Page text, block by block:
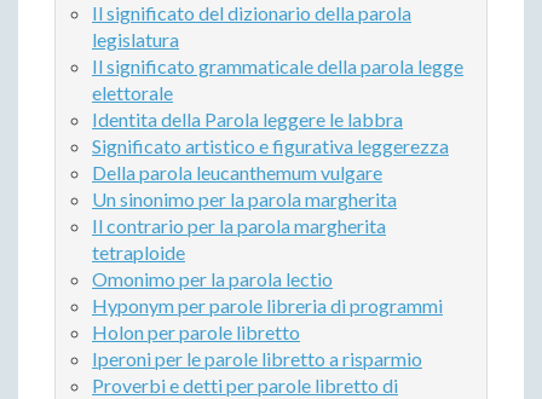
Il significato del dizionario della parola
legislatura
Il significato grammaticale della parola legge
elettorale
Identita della Parola leggere le labbra
Significato artistico e figurativa leggerezza
Della parola leucanthemum vulgare
Un sinonimo per la parola margherita
Il contrario per la parola margherita
tetraploide
Omonimo per la parola lectio
Hyponym per parole libreria di programmi
Holon per parole libretto
Iperoni per le parole libretto a risparmio
Proverbi e detti per parole libretto di